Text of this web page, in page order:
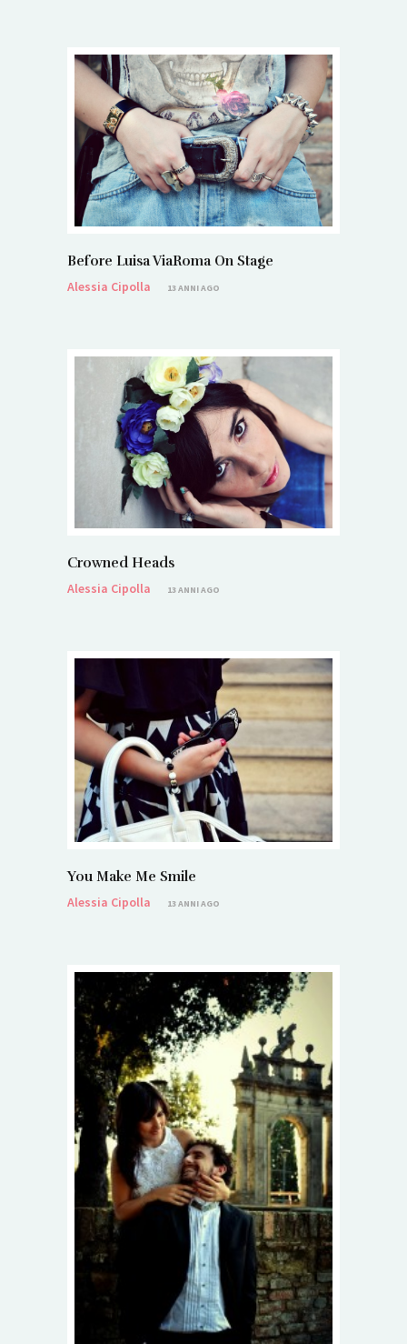
Before Luisa ViaRoma On Stage
Alessia Cipolla
13 ANNI AGO
Crowned Heads
Alessia Cipolla
13 ANNI AGO
You Make Me Smile
Alessia Cipolla
13 ANNI AGO